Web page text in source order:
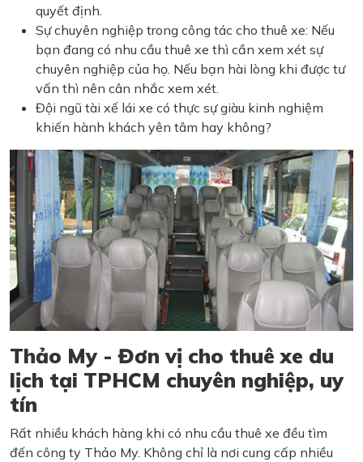
quyết định.
Sự chuyên nghiệp trong công tác cho thuê xe: Nếu
bạn đang có nhu cầu thuê xe thì cần xem xét sự
chuyên nghiệp của họ. Nếu bạn hài lòng khi được tư
vấn thì nên cân nhắc xem xét.
Đội ngũ tài xế lái xe có thực sự giàu kinh nghiệm
khiến hành khách yên tâm hay không?
Thảo My - Đơn vị cho thuê xe du
lịch tại TPHCM chuyên nghiệp, uy
tín
Rất nhiều khách hàng khi có nhu cầu thuê xe đều tìm
đến công ty Thảo My. Không chỉ là nơi cung cấp nhiều